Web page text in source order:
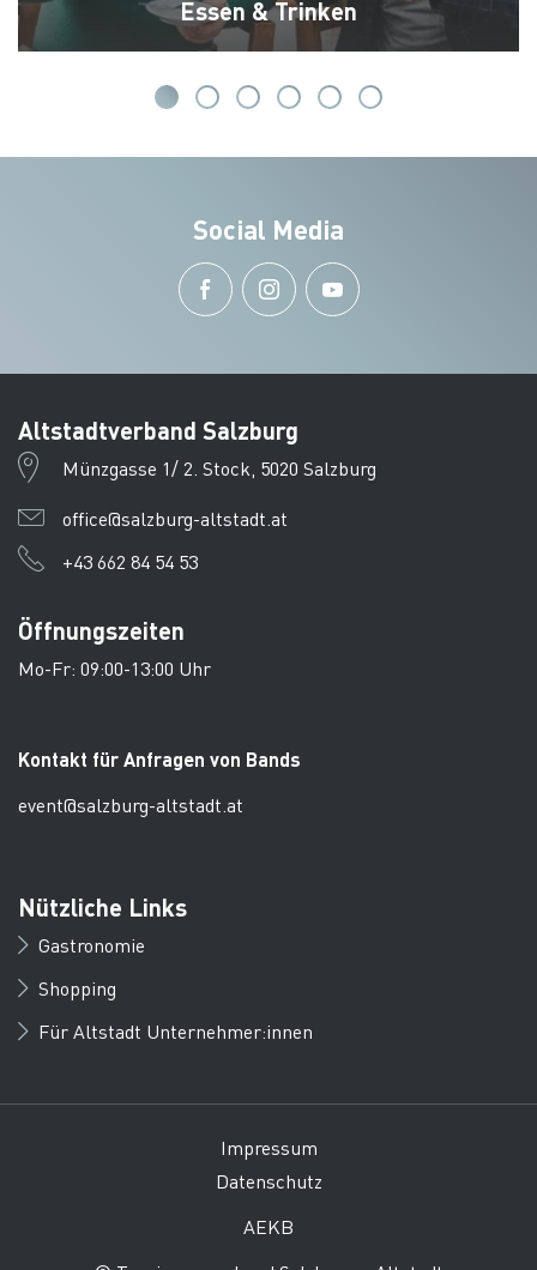
Essen & Trinken
Social Media
Altstadtverband Salzburg
Münzgasse 1/ 2. Stock, 5020 Salzburg
office@salzburg-altstadt.at
+43 662 84 54 53
Öffnungszeiten
Mo-Fr: 09:00-13:00 Uhr
Kontakt für Anfragen von Bands
event@salzburg-altstadt.at
Nützliche Links
Gastronomie
Shopping
Für Altstadt Unternehmer:innen
Impressum
Datenschutz
AEKB